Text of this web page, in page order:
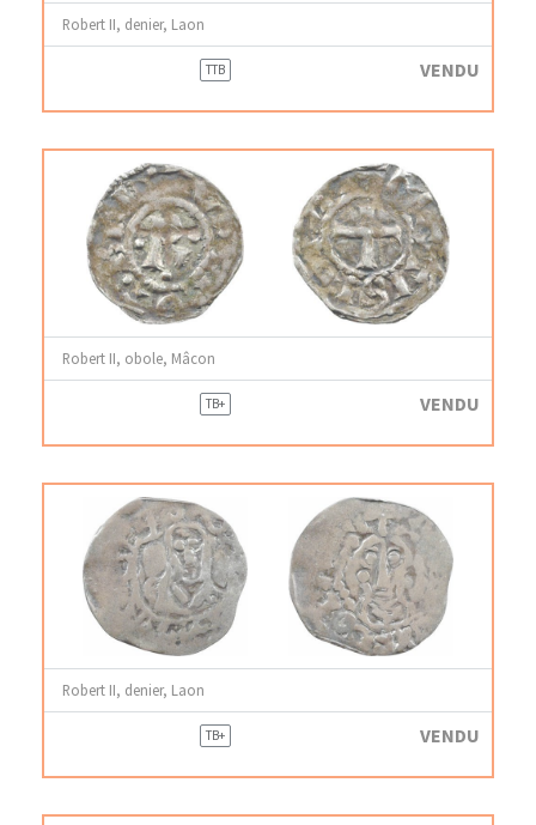
Robert II, denier, Laon
TTB VENDU
Robert II, obole, Mâcon
TB+ VENDU
Robert II, denier, Laon
TB+ VENDU